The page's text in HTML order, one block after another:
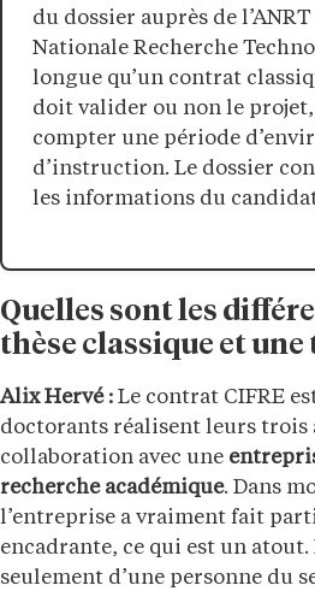
du dossier auprès de
Nationale Recherche
longue qu’un contrat
doit valider ou non le
compter une période
d’instruction. Le dossier
les informations du
Quelles sont les
thèse classique et une
Alix Hervé : Le contrat CIFRE
doctorants réalisent leurs trois
collaboration avec une
recherche académique. Dans
l’entreprise a vraiment fait
encadrante, ce qui est un atout.
seulement d’une personne du